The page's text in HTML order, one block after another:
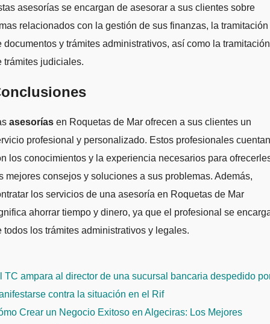
asesorías se encargan de asesorar a sus clientes sobre
relacionados con la gestión de sus finanzas, la tramitación
documentos y trámites administrativos, así como la tramitación
trámites judiciales.
asesorías en Roquetas de Mar ofrecen a sus clientes un
profesional y personalizado. Estos profesionales cuentan
los conocimientos y la experiencia necesarios para
mejores consejos y soluciones a sus problemas. Además,
los servicios de una asesoría en Roquetas de Mar
ahorrar tiempo y dinero, ya que el profesional se
todos los trámites administrativos y legales.
TC ampara al director de una sucursal bancaria despedido
contra la situación en el Rif
Crear un Negocio Exitoso en Algeciras: Los Mejores